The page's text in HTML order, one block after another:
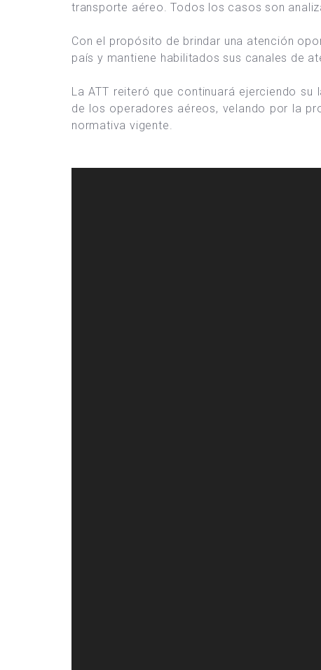
transporte aéreo. Todos los casos son
Con el propósito de brindar una atención
país y mantiene habilitados sus canales de
La ATT reiteró que continuará ejerciendo
de los operadores aéreos, velando por la
normativa vigente.